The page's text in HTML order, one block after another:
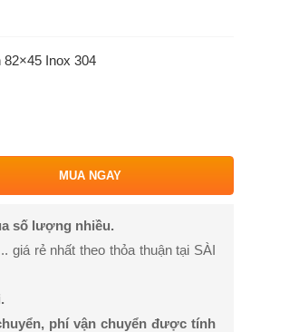
Inox 304
MUA NGAY
số lượng nhiều.
giá rẻ nhất theo thỏa thuận tại SÀI
phí vận chuyển được tính